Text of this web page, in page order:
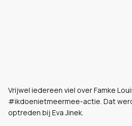
Vrijwel iedereen viel over Famke
#ikdoenietmeermee-actie. Dat
optreden bij Eva Jinek.